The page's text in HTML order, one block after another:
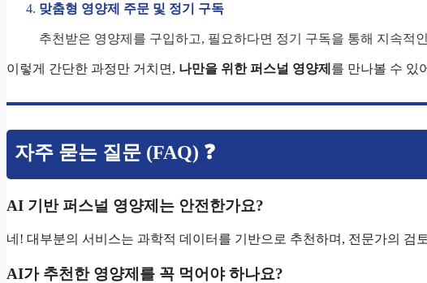
맞춤형 영양제 주문 및 정기 구독
추천받은 영양제를 구입하고, 필요하다면 정기 구독을 통해 지속적
이렇게 간단한 과정만 거치면, 나만을 위한 퍼스널 영양제 를 만나볼 수 있
자주 묻는 질문 (FAQ) ❓
AI 기반 퍼스널 영양제는 안전한가요?
네! 대부분의 서비스는 과학적 데이터를 기반으로 추천하며, 전문가의 검
AI가 추천한 영양제를 꼭 먹어야 하나요?